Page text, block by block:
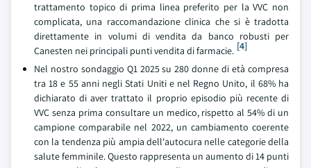
trattamento topico di prima linea preferito per la VVC non
complicata, una raccomandazione clinica che si è tradotta
direttamente in volumi di vendita da banco robusti per
Canesten nei principali punti vendita di farmacie. [4]
Nel nostro sondaggio Q1 2025 su 280 donne di età compresa
tra 18 e 55 anni negli Stati Uniti e nel Regno Unito, il 68% ha
dichiarato di aver trattato il proprio episodio più recente di
VVC senza prima consultare un medico, rispetto al 54% di un
campione comparabile nel 2022, un cambiamento coerente
con la tendenza più ampia dell'autocura nelle categorie della
salute femminile. Questo rappresenta un aumento di 14 punti